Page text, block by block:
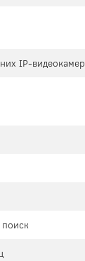
IP-видеокамер
поиск